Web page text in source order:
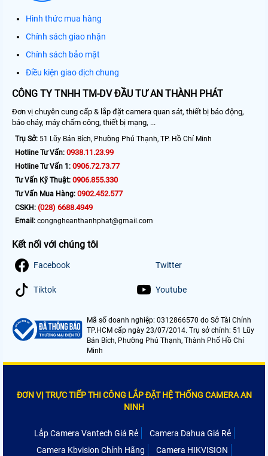
Hình thức mua hàng
Chính sách giao nhận
Chính sách bảo mật
Điều kiện giao dịch chung
CÔNG TY TNHH TM-DV ĐẦU TƯ AN THÀNH PHÁT
Đơn vị chuyên cung cấp & lắp đặt camera quan sát, thiết bị báo động,
báo cháy, máy chấm công, thiết bị mạng, ...
Trụ Sở: 51 Lũy Bán Bích, Phường Phú Thạnh, TP. Hồ Chí Minh
Hotline Tư Vấn: 0938.11.23.99
Hotline Tư Vấn 1: 0906.72.73.77
Tư Vấn Kỹ Thuật: 0906.855.330
Tư Vấn Mua Hàng: 0902.452.577
CSKH: (028) 6688.4949
Email: congngheanthanhphat@gmail.com
Kết nối với chúng tôi
Facebook Twitter
Tiktok Youtube
Mã số doanh nghiệp: 0312866570 do Sở Tài Chính
TP.HCM cấp ngày 23/07/2014. Trụ sở chính: 51 Lũy
Bán Bích, Phường Phú Thạnh, Thành Phố Hồ Chí
Minh
ĐƠN VỊ TRỰC TIẾP THI CÔNG LẮP ĐẶT HỆ THỐNG CAMERA AN
NINH
Lắp Camera Vantech Giá Rẻ
Camera Dahua Giá Rẻ
Camera Kbvision Chính Hãng
Camera HIKVISION